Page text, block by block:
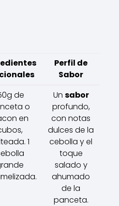
Perfil de
Sabor
de
o
en
1
Un sabor
profundo,
con notas
dulces de la
cebolla y el
toque
salado y
ahumado
de la
panceta.